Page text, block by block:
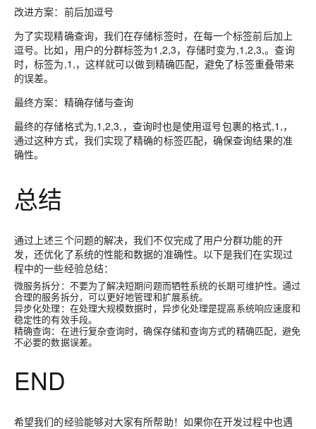
改进方案：前后加逗号
为了实现精确查询，我们在存储标签时，在每一个标签前后加上
逗号。比如，用户的分群标签为1,2,3，存储时变为,1,2,3,。查询
时，标签为,1,，这样就可以做到精确匹配，避免了标签重叠带来
的误差。
最终方案：精确存储与查询
最终的存储格式为,1,2,3,，查询时也是使用逗号包裹的格式,1,，
通过这种方式，我们实现了精确的标签匹配，确保查询结果的准
确性。
总结
通过上述三个问题的解决，我们不仅完成了用户分群功能的开
发，还优化了系统的性能和数据的准确性。以下是我们在实现过
程中的一些经验总结：
微服务拆分：不要为了解决短期问题而牺牲系统的长期可维护性。通过
合理的服务拆分，可以更好地管理和扩展系统。
异步化处理：在处理大规模数据时，异步化处理是提高系统响应速度和
稳定性的有效手段。
精确查询：在进行复杂查询时，确保存储和查询方式的精确匹配，避免
不必要的数据误差。
END
希望我们的经验能够对大家有所帮助！如果你在开发过程中也遇